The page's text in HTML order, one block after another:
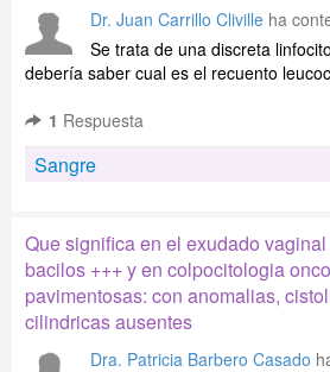
Dr. Juan Carrillo Cliville ha
Se trata de una discreta
debería saber cual es el recuento
1 Respuesta
Sangre
Que significa en el exudado
bacilos +++ y en colpocitologia
pavimentosas: con anomalias,
cilindricas ausentes
Dra. Patricia Barbero Casado